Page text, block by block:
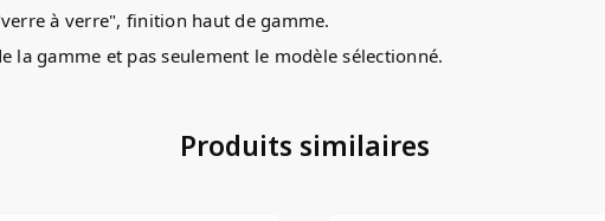
à verre", finition haut de gamme.
la gamme et pas seulement le modèle sélectionné.
Produits similaires